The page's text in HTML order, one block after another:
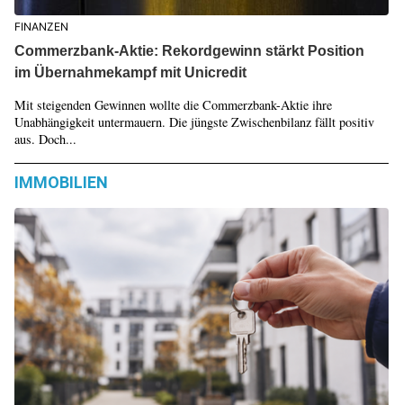
FINANZEN
Commerzbank-Aktie: Rekordgewinn stärkt Position
im Übernahmekampf mit Unicredit
Mit steigenden Gewinnen wollte die Commerzbank-Aktie ihre
Unabhängigkeit untermauern. Die jüngste Zwischenbilanz fällt positiv
aus. Doch...
IMMOBILIEN